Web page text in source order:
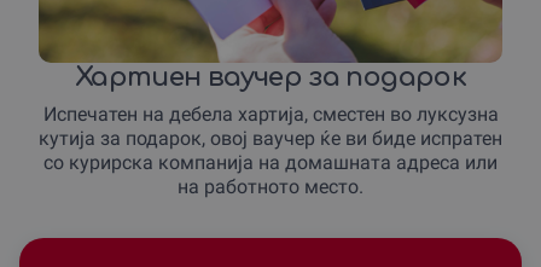
Хартиен ваучер за подарок
Испечатен на дебела хартија, сместен во луксузна
кутија за подарок, овој ваучер ќе ви биде испратен
со курирска компанија на домашната адреса или
на работното место.